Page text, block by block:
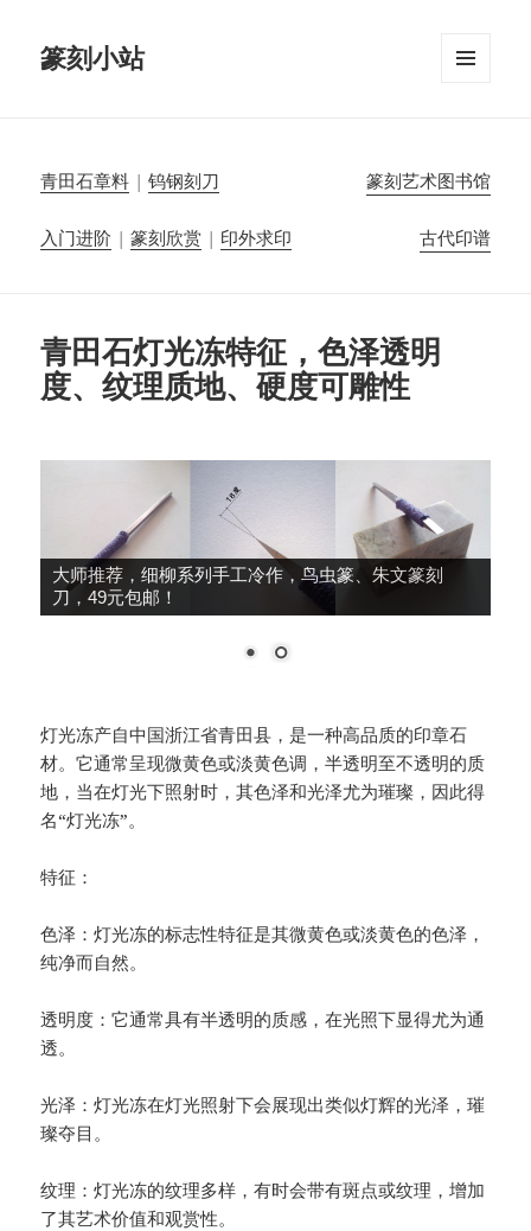
篆刻小站
青田石章料 |钨钢刻刀 篆刻艺术图书馆
入门进阶 |篆刻欣赏 | 印外求印 古代印谱
青田石灯光冻特征，色泽透明
度、纹理质地、硬度可雕性
大师推荐，细柳系列手工冷作，鸟虫篆、朱文篆刻
刀，49元包邮！
灯光冻产自中国浙江省青田县，是一种高品质的印章石
材。它通常呈现微黄色或淡黄色调，半透明至不透明的质
地，当在灯光下照射时，其色泽和光泽尤为璀璨，因此得
名“灯光冻”。
特征：
色泽：灯光冻的标志性特征是其微黄色或淡黄色的色泽，
纯净而自然。
透明度：它通常具有半透明的质感，在光照下显得尤为通
透。
光泽：灯光冻在灯光照射下会展现出类似灯辉的光泽，璀
璨夺目。
纹理：灯光冻的纹理多样，有时会带有斑点或纹理，增加
了其艺术价值和观赏性。